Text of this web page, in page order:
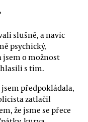
slušně, a navíc
psychický,
jsem o možnost
s tím.
jsem předpokládala,
zatlačil
že jsme se přece